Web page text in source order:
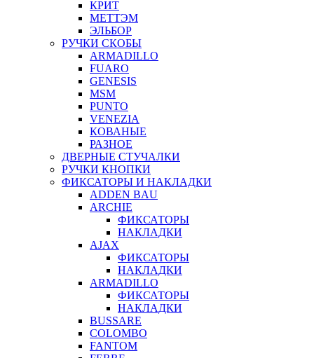
КРИТ
МЕТТЭМ
ЭЛЬБОР
РУЧКИ СКОБЫ
ARMADILLO
FUARO
GENESIS
MSM
PUNTO
VENEZIA
КОВАНЫЕ
РАЗНОЕ
ДВЕРНЫЕ СТУЧАЛКИ
РУЧКИ КНОПКИ
ФИКСАТОРЫ И НАКЛАДКИ
ADDEN BAU
ARCHIE
ФИКСАТОРЫ
НАКЛАДКИ
AJAX
ФИКСАТОРЫ
НАКЛАДКИ
ARMADILLO
ФИКСАТОРЫ
НАКЛАДКИ
BUSSARE
COLOMBO
FANTOM